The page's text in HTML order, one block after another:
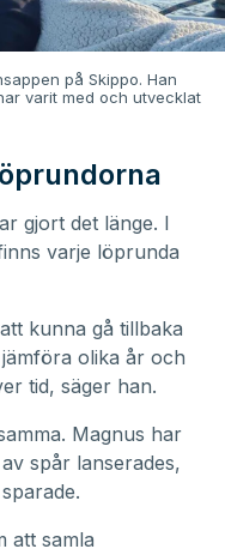
på Skippo. Han
varit med och utvecklat
gjort det länge. I
varje löprunda
kunna gå tillbaka
olika år och
tid, säger han.
Magnus har
spår lanserades,
att samla